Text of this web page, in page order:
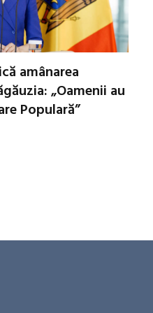
amânarea
„Oamenii au
Populară”